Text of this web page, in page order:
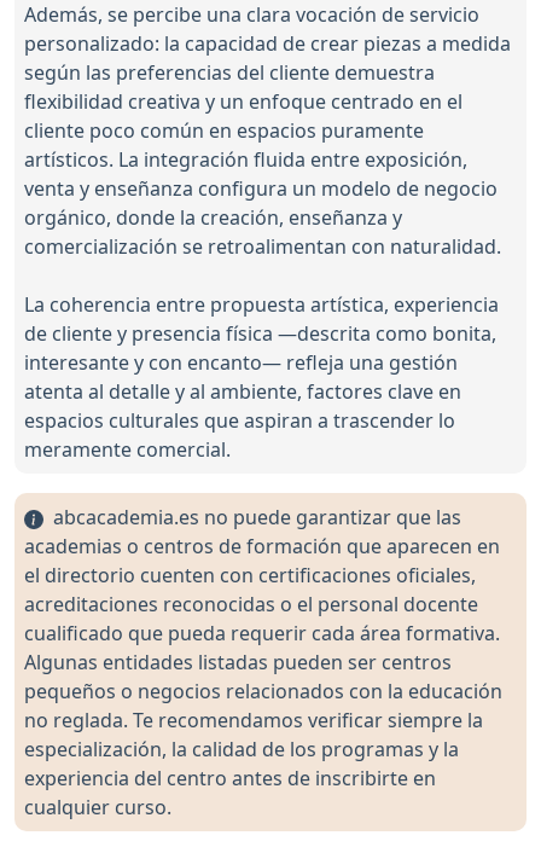
Además, se percibe una clara vocación de servicio
personalizado: la capacidad de crear piezas a medida
según las preferencias del cliente demuestra
flexibilidad creativa y un enfoque centrado en el
cliente poco común en espacios puramente
artísticos. La integración fluida entre exposición,
venta y enseñanza configura un modelo de negocio
orgánico, donde la creación, enseñanza y
comercialización se retroalimentan con naturalidad.
La coherencia entre propuesta artística, experiencia
de cliente y presencia física —descrita como bonita,
interesante y con encanto— refleja una gestión
atenta al detalle y al ambiente, factores clave en
espacios culturales que aspiran a trascender lo
meramente comercial.
abcacademia.es no puede garantizar que las
academias o centros de formación que aparecen en
el directorio cuenten con certificaciones oficiales,
acreditaciones reconocidas o el personal docente
cualificado que pueda requerir cada área formativa.
Algunas entidades listadas pueden ser centros
pequeños o negocios relacionados con la educación
no reglada. Te recomendamos verificar siempre la
especialización, la calidad de los programas y la
experiencia del centro antes de inscribirte en
cualquier curso.